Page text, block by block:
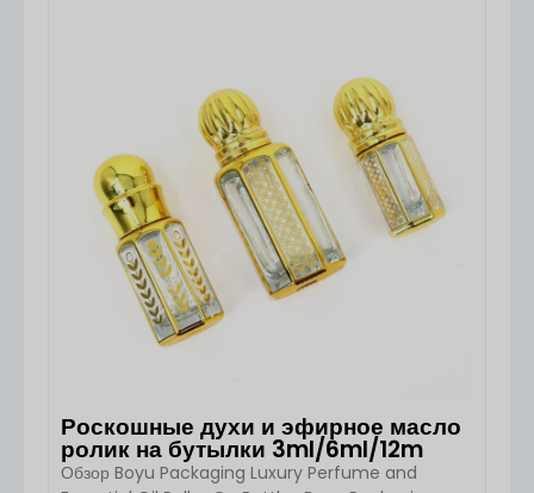
полипропиленового пластика, эта бутылочка
обеспечивает плавное нанесение роликового
шарика, что делает ее идеальной для
дезодорантов, эфирных [...]...
Роскошные духи и эфирное масло
ролик на бутылки 3ml/6ml/12m
Обзор Boyu Packaging Luxury Perfume and